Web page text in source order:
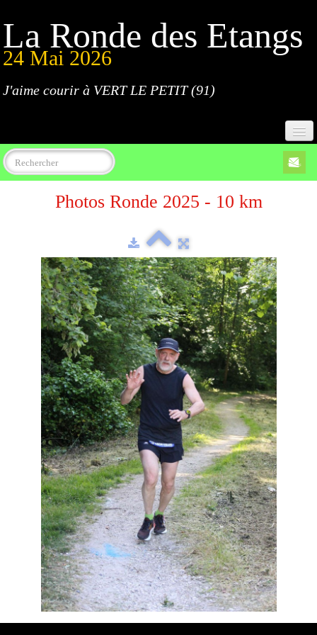
La Ronde des Etangs
24 Mai 2026
J'aime courir à VERT LE PETIT (91)
Accueil
Programme
Règlement
Parcours
Résultats
Devenez bénévoles
Partenaires
Photos▼
Photos Ronde 2025 - 10 km